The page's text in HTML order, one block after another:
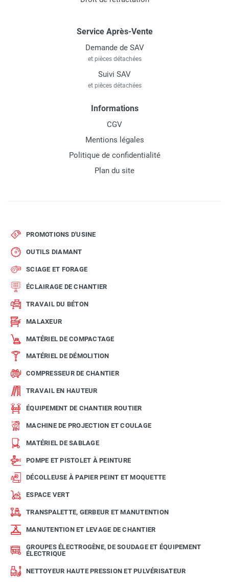
Service Après-Vente
Demande de SAV
et pièces détachées
Suivi SAV
et pièces détachées
Informations
CGV
Mentions légales
Politique de confidentialité
Plan du site
PROMOTIONS D'USINE
OUTILS DIAMANT
SCIAGE ET FORAGE
ÉCLAIRAGE DE CHANTIER
TRAVAIL DU BÉTON
MALAXEUR
MATÉRIEL DE COMPACTAGE
MATÉRIEL DE DÉMOLITION
COMPRESSEUR DE CHANTIER
TRAVAIL EN HAUTEUR
ÉQUIPEMENT DE CHANTIER ROUTIER
MACHINE DE PROJECTION ET COULAGE
MATÉRIEL DE SABLAGE
POMPE ET PISTOLET À PEINTURE
DÉCOLLEUSE À PAPIER PEINT ET MOQUETTE
ESPACE VERT
TRANSPALETTE, GERBEUR ET MANUTENTION
MANUTENTION ET LEVAGE DE CHANTIER
GROUPES ÉLECTROGÈNE, DE SOUDAGE ET ÉQUIPEMENT
ÉLECTRIQUE
NETTOYEUR HAUTE PRESSION ET PULVÉRISATEUR